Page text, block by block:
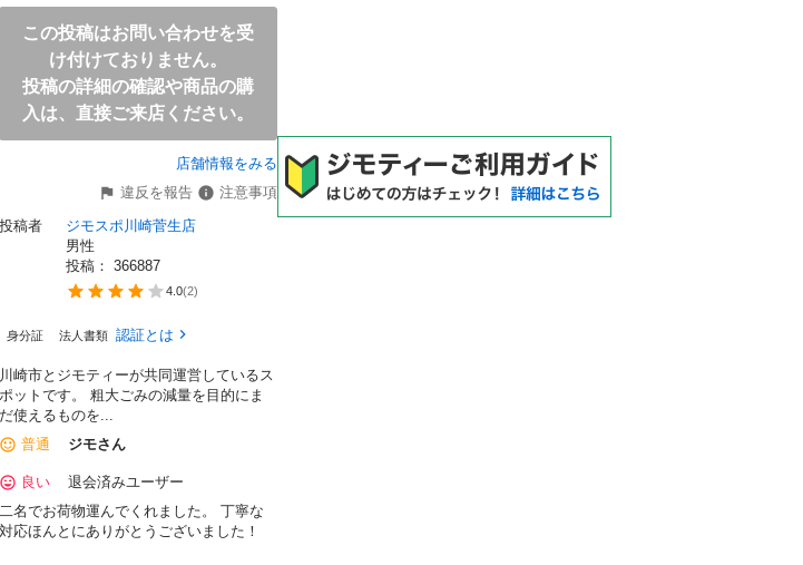
この投稿はお問い合わせを受
け付けておりません。
投稿の詳細の確認や商品の購
入は、直接ご来店ください。
店舗情報をみる
違反を報告
注意事項
投稿者
ジモスポ川崎菅生店
男性
投稿： 366887
4.0(2)
身分証 法人書類 認証とは
川崎市とジモティーが共同運営しているス
ポットです。 粗⼤ごみの減量を⽬的にま
だ使えるものを...
普通
ジモさん
良い
退会済みユーザー
二名でお荷物運んでくれました。 丁寧な
対応ほんとにありがとうございました！